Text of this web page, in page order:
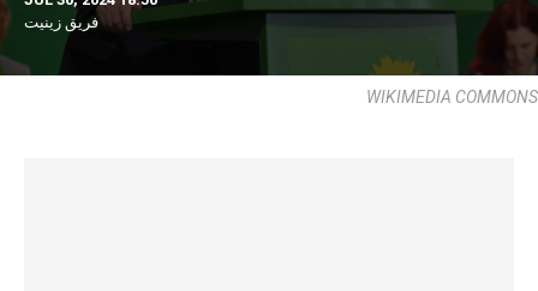
فريق زينيت
WIKIMEDIA COMMONS